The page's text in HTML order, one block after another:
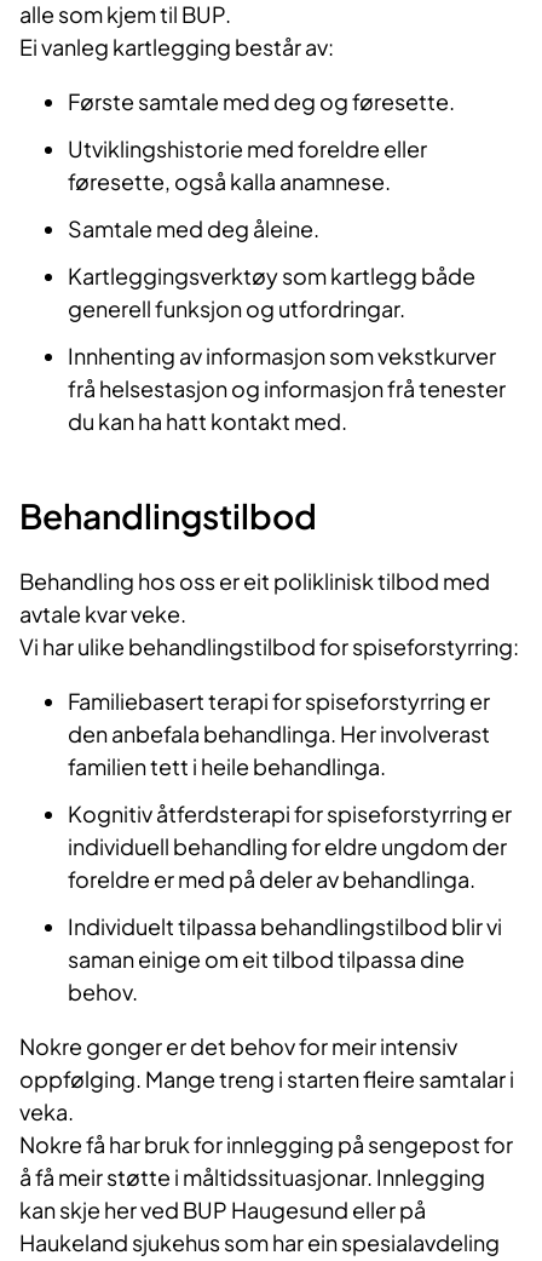
alle som kjem til BUP.
Ei vanleg kartlegging består av:
Første samtale med deg og føresette.
Utviklingshistorie med foreldre eller
føresette, også kalla anamnese.
Samtale med deg åleine.
Kartleggingsverktøy som kartlegg både
generell funksjon og utfordringar.
Innhenting av informasjon som vekstkurver
frå helsestasjon og informasjon frå tenester
du kan ha hatt kontakt med.
Behandlingstilbod
Behandling hos oss er eit poliklinisk tilbod med
avtale kvar veke.
Vi har ulike behandlingstilbod for spiseforstyrring:
Familiebasert terapi for spiseforstyrring er
den anbefala behandlinga. Her involverast
familien tett i heile behandlinga.
Kognitiv åtferdsterapi for spiseforstyrring er
individuell behandling for eldre ungdom der
foreldre er med på deler av behandlinga.
Individuelt tilpassa behandlingstilbod blir vi
saman einige om eit tilbod tilpassa dine
behov.
Nokre gonger er det behov for meir intensiv
oppfølging. Mange treng i starten fleire samtalar i
veka.
Nokre få har bruk for innlegging på sengepost for
å få meir støtte i måltidssituasjonar. Innlegging
kan skje her ved BUP Haugesund eller på
Haukeland sjukehus som har ein spesialavdeling